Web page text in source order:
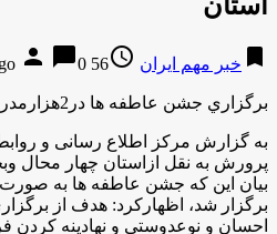
bookmark خبر مهم ایران access_time
56 years ago
person chat_bubble0
برگزاري جشن عاطفه ها در2هزارمدرسه استان
به گزارش مرکز اطلاع رسانی و
پرورش به نقل ازاستان چهار محال
برگزار شد، اظهارکرد: هدف از
احسان و نوعدوستی و نهادینه کردن